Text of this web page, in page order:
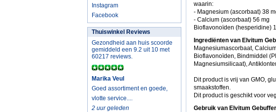
Instagram
Facebook
Thuiswinkel Reviews
Gezondheid aan huis scoorde
gemiddeld een 9.2 uit 10 met
60217 reviews.
Marika Veul
Goed assortiment en goede,
vlotte service....
2 uur geleden
waarin:
- Magnesium (ascorbaat) 38
- Calcium (ascorbaat) 56 mg
Bioflavonoïden (hesperidine)
Ingrediënten van Elvitum
Magnesiumascorbaat,
Bioflavonoïden, Bindmiddel
Magnesiumsilicaat),
Dit product is vrij van GMO,
smaakstoffen.
Dit product is geschikt voor
Gebruik van Elvitum